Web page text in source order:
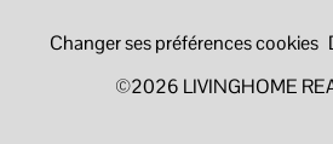
Changer ses préférences cookies
©2026 LIVINGHOME